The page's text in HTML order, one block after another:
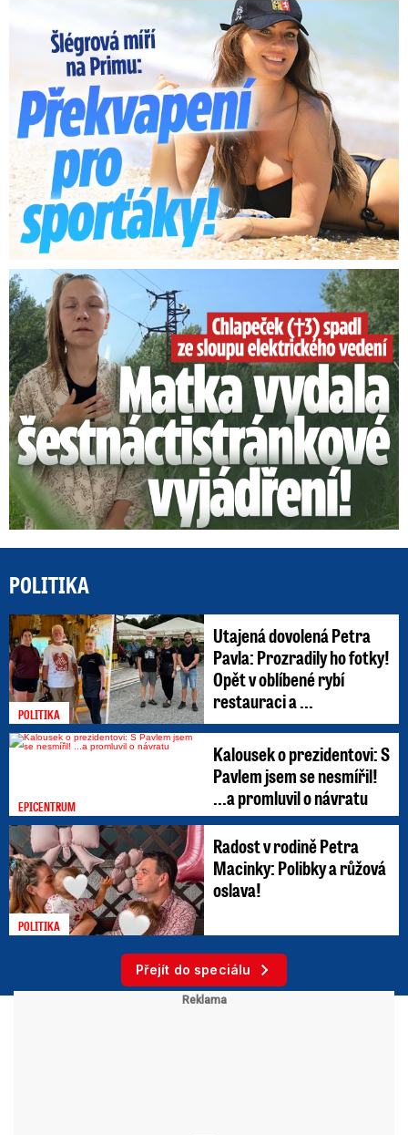
Lucie Šlégrová míří na Primu. Překvapení pro sporťáky!
Smrtelný pád chlapce: Matka vydala vyjádření na 16 stran
POLITIKA
POLITIKA
Utajená dovolená Petra
Pavla: Prozradily ho fotky!
Opět v oblíbené rybí
restauraci a ...
EPICENTRUM
Kalousek o prezidentovi: S
Pavlem jsem se nesmířil!
...a promluvil o návratu
POLITIKA
Radost v rodině Petra
Macinky: Polibky a růžová
oslava!
Přejít do speciálu